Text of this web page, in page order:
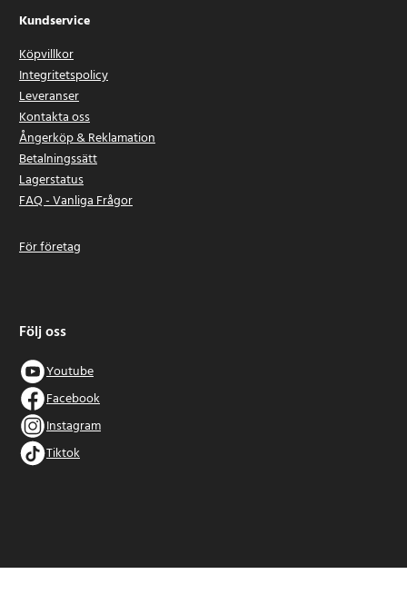
Kundservice
Köpvillkor
Integritetspolicy
Leveranser
Kontakta oss
Ångerköp & Reklamation
Betalningssätt
Lagerstatus
FAQ - Vanliga Frågor
För företag
Följ oss
Youtube
Facebook
Instagram
Tiktok